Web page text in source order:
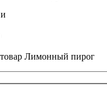
Лимонный пирог